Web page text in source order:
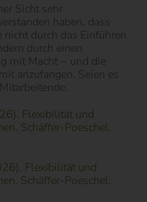
Sicht sehr
haben, dass
durch das Einführen
durch einen
mit Macht − und die
anzufangen. Seien es
Flexibilität und
Schäffer-Poeschel.
Flexibilität und
Schäffer-Poeschel.